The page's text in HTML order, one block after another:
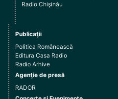
Radio Chişinău
Publicaţii
Politica Românească
Editura Casa Radio
Radio Arhive
Agenţie de presă
RADOR